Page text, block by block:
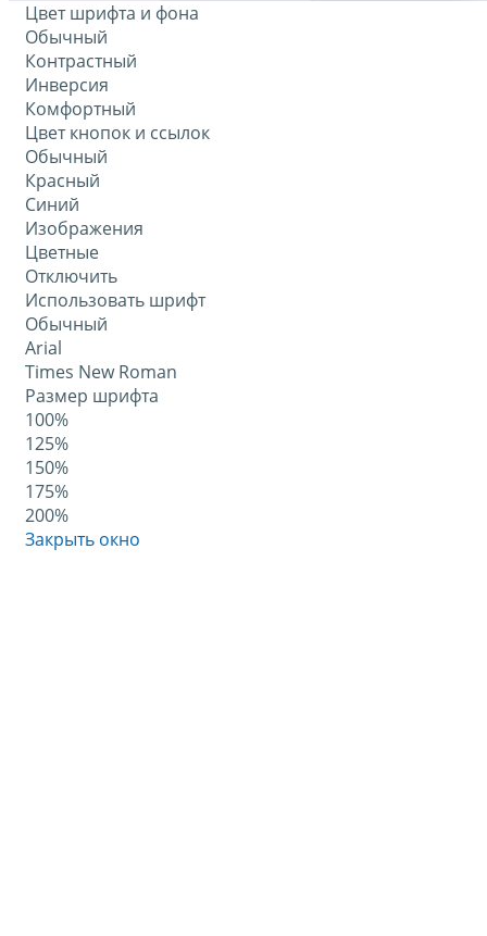
Цвет шрифта и фона
Обычный
Контрастный
Инверсия
Комфортный
Цвет кнопок и ссылок
Обычный
Красный
Синий
Изображения
Цветные
Отключить
Использовать шрифт
Обычный
Arial
Times New Roman
Размер шрифта
100%
125%
150%
175%
200%
Закрыть окно